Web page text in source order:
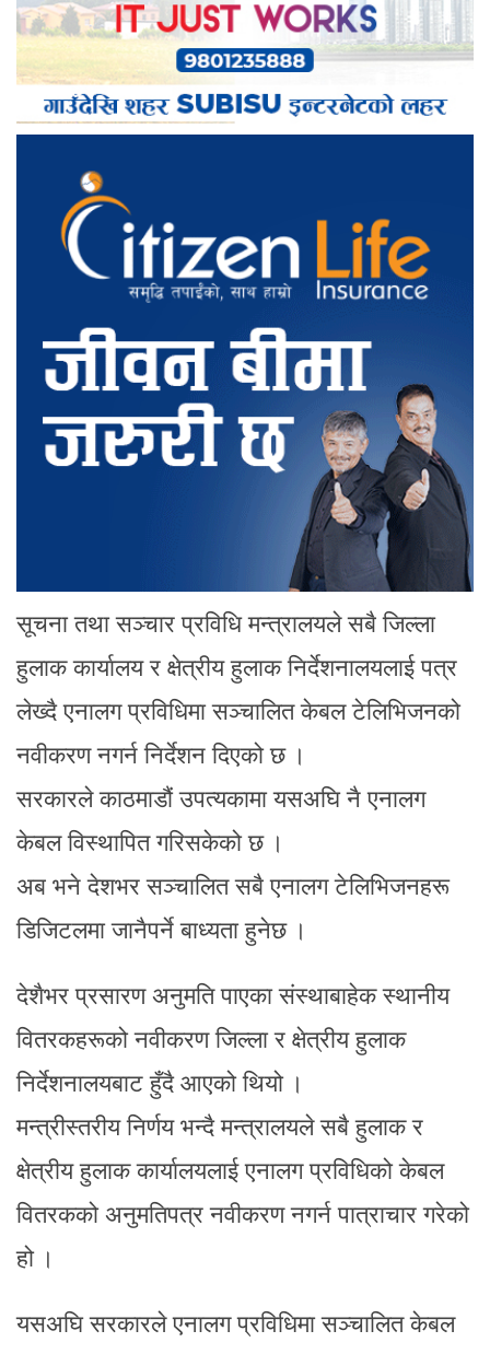
सूचना तथा सञ्चार प्रविधि मन्त्रालयले सबै जिल्ला
हुलाक कार्यालय र क्षेत्रीय हुलाक निर्देशनालयलाई पत्र
लेख्दै एनालग प्रविधिमा सञ्चालित केबल टेलिभिजनको
नवीकरण नगर्न निर्देशन दिएको छ ।
सरकारले काठमाडौं उपत्यकामा यसअघि नै एनालग
केबल विस्थापित गरिसकेको छ ।
अब भने देशभर सञ्चालित सबै एनालग टेलिभिजनहरू
डिजिटलमा जानैपर्ने बाध्यता हुनेछ ।
देशैभर प्रसारण अनुमति पाएका संस्थाबाहेक स्थानीय
वितरकहरूको नवीकरण जिल्ला र क्षेत्रीय हुलाक
निर्देशनालयबाट हुँदै आएको थियो ।
मन्त्रीस्तरीय निर्णय भन्दै मन्त्रालयले सबै हुलाक र
क्षेत्रीय हुलाक कार्यालयलाई एनालग प्रविधिको केबल
वितरकको अनुमतिपत्र नवीकरण नगर्न पात्राचार गरेको
हो ।
यसअघि सरकारले एनालग प्रविधिमा सञ्चालित केबल